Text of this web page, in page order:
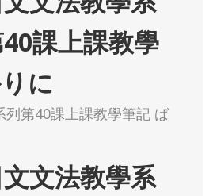
課上課教學
りに
第40課上課教學筆記 ば
文法教學系